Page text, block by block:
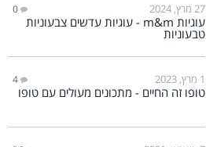
27 מרץ, 2024 0
עוגיות m&m - עוגיות עדשים צבעוניות
טבעוניות
1 מרץ, 2023 4
טופו זה החיים - מתכונים מעולים עם טופו